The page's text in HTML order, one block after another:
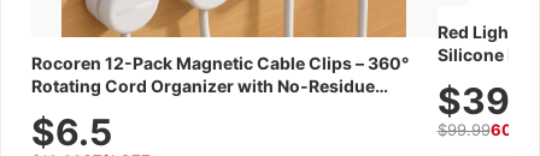
Rocoren 12-Pack Magnetic Cable Clips – 360°
Rotating Cord Organizer with No-Residue
Wall, Car & Office, White
$6.5
Red Light
Silicone
$99.9960%